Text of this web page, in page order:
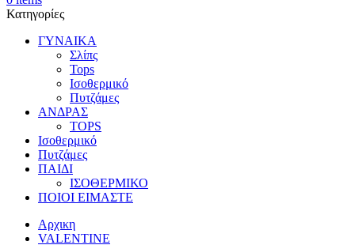
Κατηγορίες
ΓΥΝΑΙΚΑ
Σλίπς
Tops
Ισοθερμικό
Πυτζάμες
ΑΝΔΡΑΣ
TOPS
Ισοθερμικό
Πυτζάμες
ΠΑΙΔΙ
ΙΣΟΘΕΡΜΙΚΟ
ΠΟΙΟΙ ΕΙΜΑΣΤΕ
Αρχικη
VALENTINE